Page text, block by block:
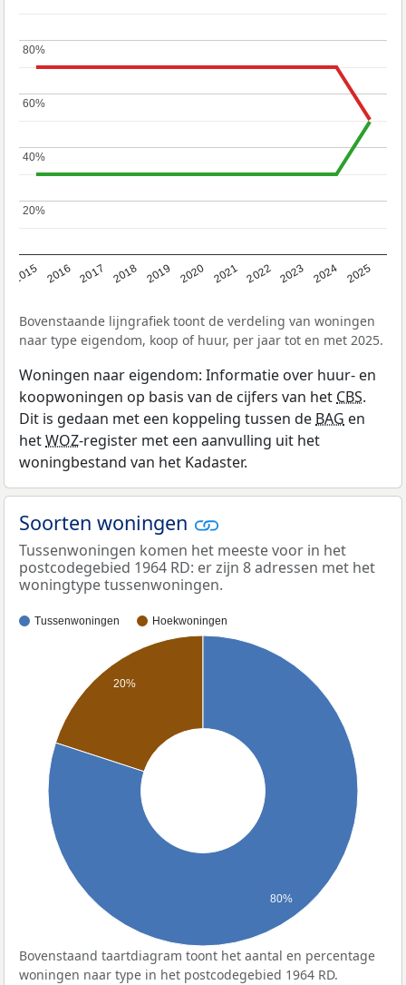
2015 2016 2017 2018 2019 2020 2021 2022 2023 2024 2025
20%
20%
40%
40%
60%
60%
80%
80%
Bovenstaande lijngrafiek toont de verdeling van woningen
naar type eigendom, koop of huur, per jaar tot en met 2025.
Woningen naar eigendom: Informatie over huur- en
koopwoningen op basis van de cijfers van het CBS.
Dit is gedaan met een koppeling tussen de BAG en
hetWOZ-register met een aanvulling uit het
woningbestand van het Kadaster.
Soorten woningen
Tussenwoningen komen het meeste voor in het
postcodegebied 1964 RD: er zijn 8 adressen met het
woningtype tussenwoningen.
Tussenwoningen Hoekwoningen
20%
80%
Bovenstaand taartdiagram toont het aantal en percentage
woningen naar type in het postcodegebied 1964 RD.